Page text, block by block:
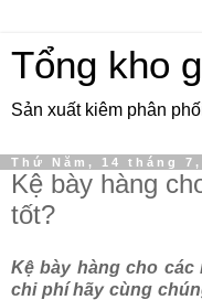
Tổng kho
Sản xuất kiêm phân
Thứ Năm, 14 tháng 7,
Kệ bày hàng
tốt?
Kệ bày hàng cho các
chi phí hãy cùng